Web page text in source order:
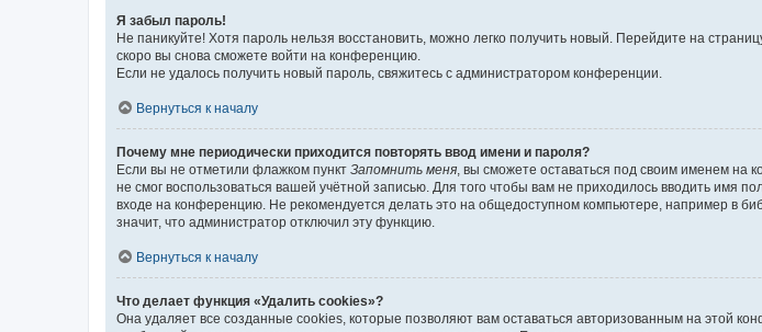
Я забыл пароль!
Не паникуйте! Хотя пароль нельзя восстановить, можно легко получить новый. Перейдите на
скоро вы снова сможете войти на конференцию.
Если не удалось получить новый пароль, свяжитесь с администратором конференции.
Вернуться к началу
Почему мне периодически приходится повторять ввод имени и пароля?
Если вы не отметили флажком пункт Запомнить меня , вы сможете оставаться под своим именем на
не смог воспользоваться вашей учётной записью. Для того чтобы вам не приходилось вводить имя
входе на конференцию. Не рекомендуется делать это на общедоступном компьютере, например в
значит, что администратор отключил эту функцию.
Вернуться к началу
Что делает функция «Удалить cookies»?
Она удаляет все созданные cookies, которые позволяют вам оставаться авторизованным на этой